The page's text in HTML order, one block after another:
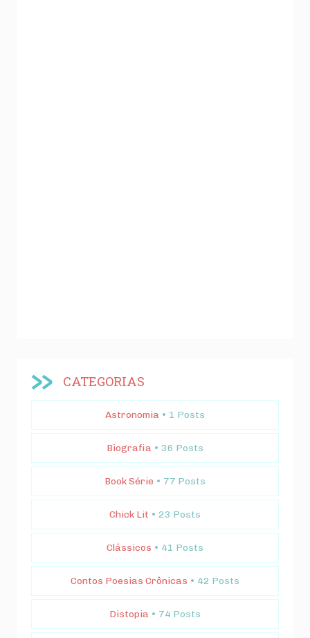
CATEGORIAS
Astronomia • 1 Posts
Biografia • 36 Posts
Book Série • 77 Posts
Chick Lit • 23 Posts
Clássicos • 41 Posts
Contos Poesias Crônicas • 42 Posts
Distopia • 74 Posts